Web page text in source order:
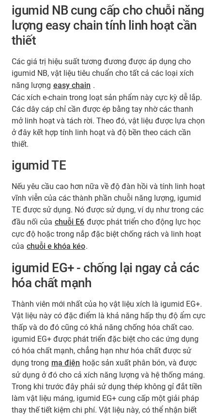
igumid NB cung cấp cho chuỗi năng
lượng easy chain tính linh hoạt cần
thiết
Các giá trị hiệu suất tương đương được áp dụng cho
igumid NB, vật liệu tiêu chuẩn cho tất cả các loại xích
năng lượng easy chain .
Các xích e-chain trong loạt sản phẩm này cực kỳ dễ lắp.
Các dây cáp chỉ cần được ép bằng tay nhờ các thanh
mở linh hoạt và tách rời. Theo đó, vật liệu được lựa chọn
ở đây kết hợp tính linh hoạt và độ bền theo cách cần
thiết.
igumid TE
Nếu yêu cầu cao hơn nữa về độ đàn hồi và tính linh hoạt
vĩnh viễn của các thành phần chuỗi năng lượng, igumid
TE được sử dụng. Nó được sử dụng, ví dụ như trong các
đầu nối của chuỗi E6 được phát triển cho động lực học
cực độ hoặc trong nắp đặc biệt chống rách và linh hoạt
của chuỗi e khóa kéo.
igumid EG+ - chống lại ngay cả các
hóa chất mạnh
Thành viên mới nhất của họ vật liệu xích là igumid EG+.
Vật liệu này có đặc điểm là khả năng hấp thụ độ ẩm cực
thấp và do đó cũng có khả năng chống hóa chất cao.
igumid EG+ được phát triển đặc biệt cho các ứng dụng
có hóa chất mạnh, chẳng hạn như hóa chất được sử
dụng trong mạ điện hoặc sản xuất phân bón, và được
sử dụng ở đó cho cả xích năng lượng và hệ thống máng.
Trong khi trước đây phải sử dụng thép không gỉ đắt tiền
làm vật liệu máng, igumid EG+ cung cấp một giải pháp
thay thế tiết kiệm chi phí. Vật liệu này, có thể nhận biết